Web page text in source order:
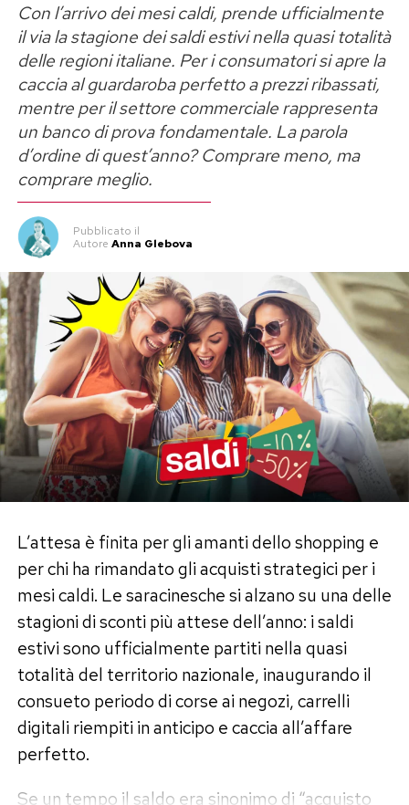
Con l’arrivo dei mesi caldi, prende ufficialmente
il via la stagione dei saldi estivi nella quasi totalità
delle regioni italiane. Per i consumatori si apre la
caccia al guardaroba perfetto a prezzi ribassati,
mentre per il settore commerciale rappresenta
un banco di prova fondamentale. La parola
d’ordine di quest’anno? Comprare meno, ma
comprare meglio.
Pubblicato il
Autore Anna Glebova
L’attesa è finita per gli amanti dello shopping e
per chi ha rimandato gli acquisti strategici per i
mesi caldi. Le saracinesche si alzano su una delle
stagioni di sconti più attese dell’anno: i saldi
estivi sono ufficialmente partiti nella quasi
totalità del territorio nazionale, inaugurando il
consueto periodo di corse ai negozi, carrelli
digitali riempiti in anticipo e caccia all’affare
perfetto.
Se un tempo il saldo era sinonimo di “acquisto